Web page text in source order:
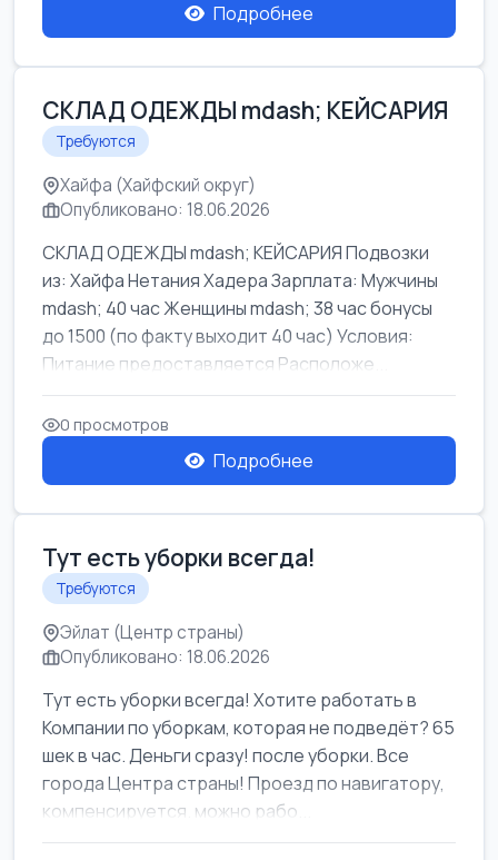
Подробнее
СКЛАД ОДЕЖДЫ mdash; КЕЙСАРИЯ
Требуются
Хайфа (Хайфский округ)
Опубликовано: 18.06.2026
СКЛАД ОДЕЖДЫ mdash; КЕЙСАРИЯ Подвозки
из: Хайфа Нетания Хадера Зарплата: Мужчины
mdash; 40 час Женщины mdash; 38 час бонусы
до 1500 (по факту выходит 40 час) Условия:
Питание предоставляется Расположе...
0 просмотров
Подробнее
Тут есть уборки всегда!
Требуются
Эйлат (Центр страны)
Опубликовано: 18.06.2026
Тут есть уборки всегда! Хотите работать в
Компании по уборкам, которая не подведёт? 65
шек в час. Деньги сразу! после уборки. Все
города Центра страны! Проезд по навигатору,
компенсируется. можно рабо...